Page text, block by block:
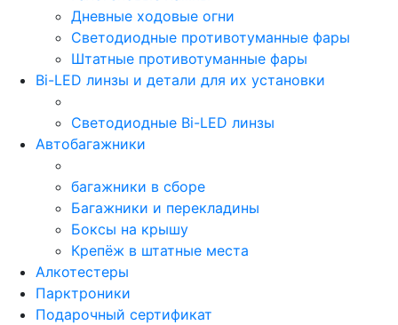
Дневные ходовые огни
Светодиодные противотуманные фары
Штатные противотуманные фары
Bi-LED линзы и детали для их установки
Светодиодные Bi-LED линзы
Автобагажники
багажники в сборе
Багажники и перекладины
Боксы на крышу
Крепёж в штатные места
Алкотестеры
Парктроники
Подарочный сертификат